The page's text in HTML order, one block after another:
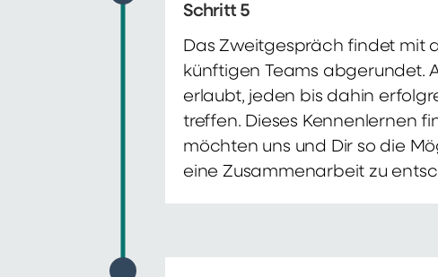
Schritt 5
Das Zweitgespräch findet mit
künftigen Teams abgerundet.
erlaubt, jeden bis dahin
treffen. Dieses Kennenlernen
möchten uns und Dir so die
eine Zusammenarbeit zu